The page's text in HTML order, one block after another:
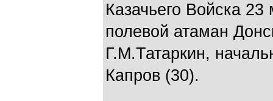
Казачьего Войска
полевой атаман
Г.М.Татаркин,
Капров (30).